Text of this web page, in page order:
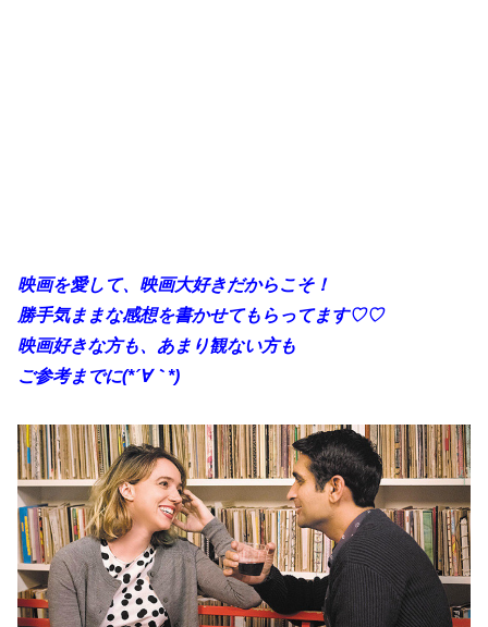
映画を愛して、映画大好きだからこそ！
勝手気ままな感想を書かせてもらってます♡♡
映画好きな方も、あまり観ない方も
ご参考までに(*´∀｀*)